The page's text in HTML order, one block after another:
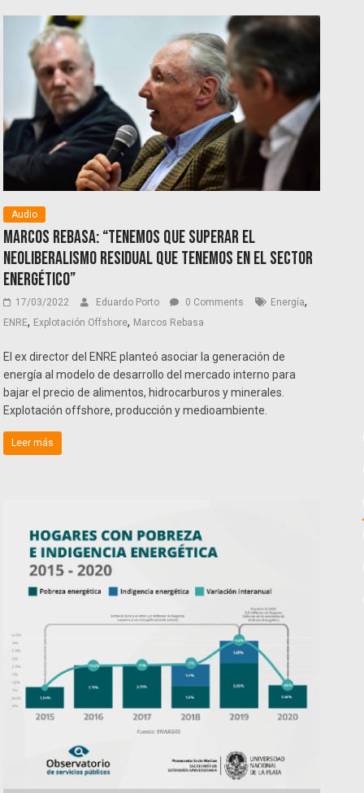
Audio
Marcos Rebasa: “Tenemos que superar el
neoliberalismo residual que tenemos en el sector
energético”
17/03/2022 Eduardo Porto 0 Comments Energía,
ENRE, Explotación Offshore, Marcos Rebasa
El ex director del ENRE planteó asociar la generación de
energía al modelo de desarrollo del mercado interno para
bajar el precio de alimentos, hidrocarburos y minerales.
Explotación offshore, producción y medioambiente.
Leer más